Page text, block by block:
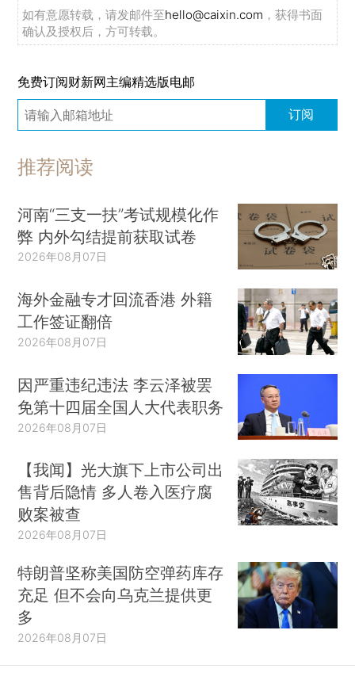
如有意愿转载，请发邮件至hello@caixin.com ，获得书面
确认及授权后，方可转载。
免费订阅财新网主编精选版电邮
订阅
推荐阅读
河南“三支一扶”考试规模化作
弊 内外勾结提前获取试卷
2026年08月07日
海外金融专才回流香港 外籍
工作签证翻倍
2026年08月07日
因严重违纪违法 李云泽被罢
免第十四届全国人大代表职务
2026年08月07日
【我闻】光大旗下上市公司出
售背后隐情 多人卷入医疗腐
败案被查
2026年08月07日
特朗普坚称美国防空弹药库存
充足 但不会向乌克兰提供更
多
2026年08月07日